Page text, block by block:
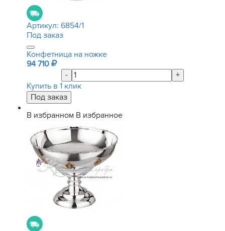
Артикул: 6854/1
Под заказ
Конфетница на ножке
94 710
-
+
Купить в 1 клик
В избранном В избранное